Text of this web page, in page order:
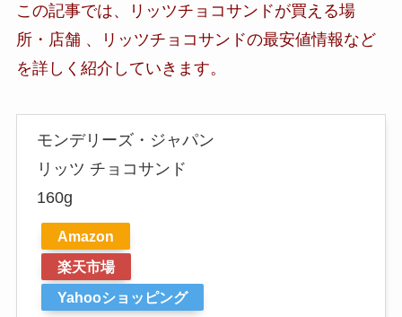
この記事では、リッツチョコサンドが買える場
所・店舗 、
リッツチョコサンドの最安値情報など
を詳しく紹介していきます。
モンデリーズ・ジャパン
リッツ チョコサンド
160g
Amazon
楽天市場
Yahooショッピング